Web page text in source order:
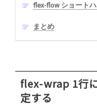
flex-flow ショート
まとめ
flex-wrap 1行
定する